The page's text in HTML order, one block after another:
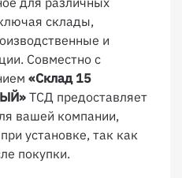
склады,
и
Совместно с
«Склад 15
ТСД предоставляет
вашей компании,
установке, так как
покупки.